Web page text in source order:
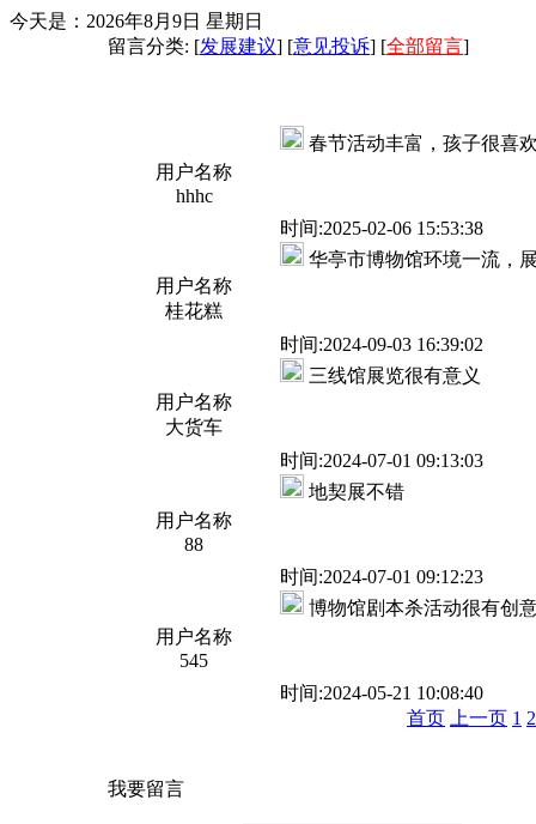
今天是：2026年8月9日 星期日
留言分类: [发展建议] [意见投诉] [全部留言]
用户名称
hhhc
春节活动丰富，孩子很喜
时间:2025-02-06 15:53:38
用户名称
桂花糕
华亭市博物馆环境一流，
时间:2024-09-03 16:39:02
用户名称
大货车
三线馆展览很有意义
时间:2024-07-01 09:13:03
用户名称
88
地契展不错
时间:2024-07-01 09:12:23
用户名称
545
博物馆剧本杀活动很有创
时间:2024-05-21 10:08:40
首页
上一页 1 2
我要留言